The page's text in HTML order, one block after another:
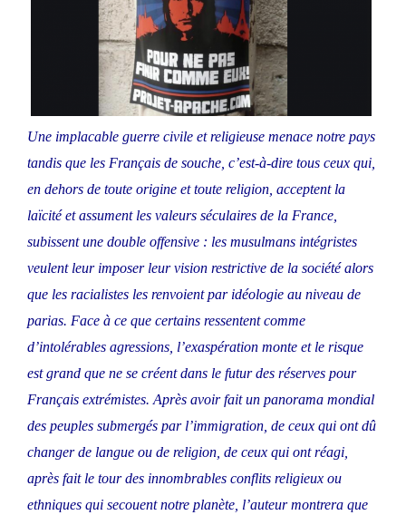
Une implacable guerre civile et religieuse menace notre pays
tandis que les Français de souche, c’est-à-dire tous ceux qui,
en dehors de toute origine et toute religion, acceptent la
laïcité et assument les valeurs séculaires de la France,
subissent une double offensive : les musulmans intégristes
veulent leur imposer leur vision restrictive de la société alors
que les racialistes les renvoient par idéologie au niveau de
parias. Face à ce que certains ressentent comme
d’intolérables agressions, l’exaspération monte et le risque
est grand que ne se créent dans le futur des réserves pour
Français extrémistes. Après avoir fait un panorama mondial
des peuples submergés par l’immigration, de ceux qui ont dû
changer de langue ou de religion, de ceux qui ont réagi,
après fait le tour des innombrables conflits religieux ou
ethniques qui secouent notre planète, l’auteur montrera que